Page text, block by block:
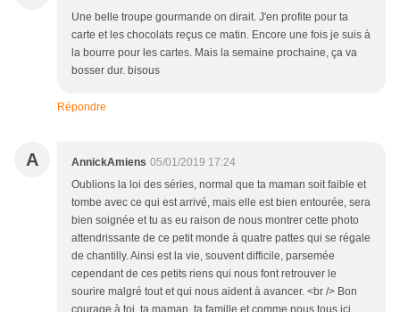
Une belle troupe gourmande on dirait. J'en profite pour ta
carte et les chocolats reçus ce matin. Encore une fois je suis à
la bourre pour les cartes. Mais la semaine prochaine, ça va
bosser dur. bisous
Répondre
A AnnickAmiens 05/01/2019 17:24
Oublions la loi des séries, normal que ta maman soit faible et
tombe avec ce qui est arrivé, mais elle est bien entourée, sera
bien soignée et tu as eu raison de nous montrer cette photo
attendrissante de ce petit monde à quatre pattes qui se régale
de chantilly. Ainsi est la vie, souvent difficile, parsemée
cependant de ces petits riens qui nous font retrouver le
sourire malgré tout et qui nous aident à avancer. <br /> Bon
courage à toi, ta maman, ta famille et comme nous tous ici,